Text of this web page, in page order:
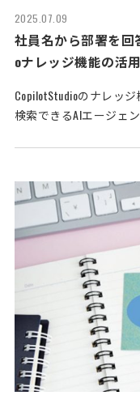
2025.07.09
社員名から部署を
oナレッジ機能の活
CopilotStudioのナレッ
検索できるAIエージェ